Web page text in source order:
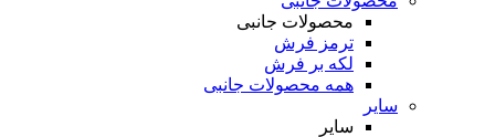
محصولات جانبی
ترمز فرش
لکه بر فرش
همه محصولات جانبی
سایر
سایر